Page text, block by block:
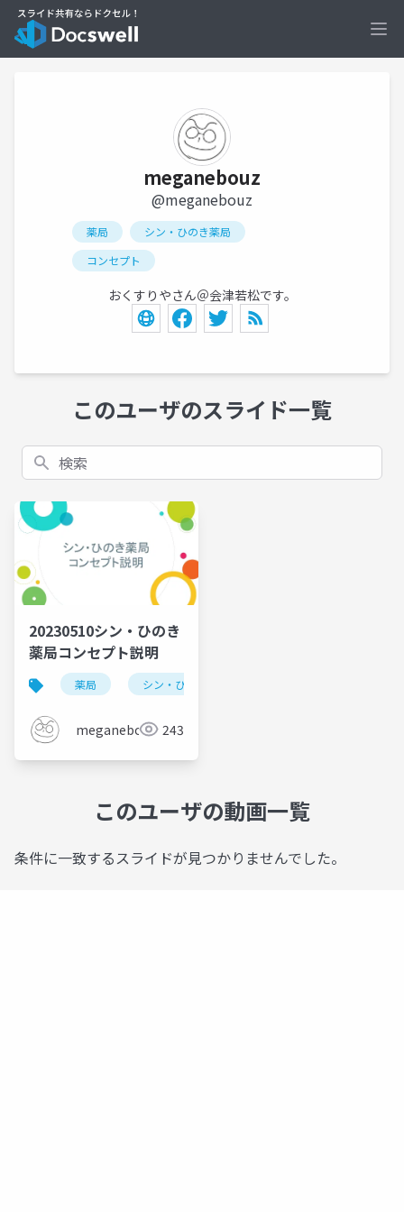
meganebouz
@meganebouz
薬局
シン・ひのき薬局
コンセプト
おくすりやさん＠会津若松です。
このユーザのスライド一覧
検索
20230510シン・ひのき
薬局コンセプト説明
薬局 シン・ひのき薬局
meganebouz 243
このユーザの動画一覧
条件に一致するスライドが見つかりませんでした。